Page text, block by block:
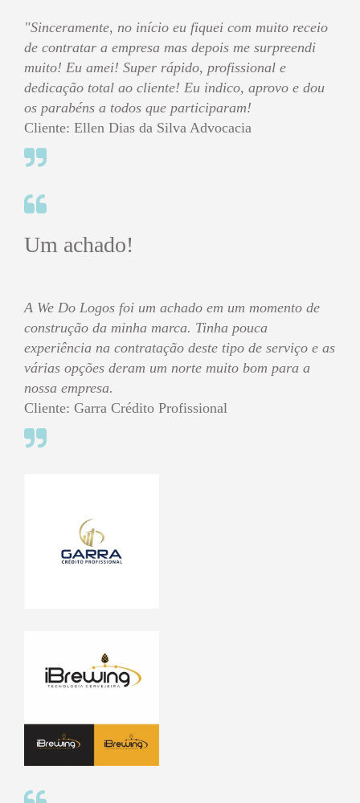
"Sinceramente, no início eu fiquei com muito receio
de contratar a empresa mas depois me surpreendi
muito! Eu amei! Super rápido, profissional e
dedicação total ao cliente! Eu indico, aprovo e dou
os parabéns a todos que participaram!
Cliente: Ellen Dias da Silva Advocacia
Um achado!
A We Do Logos foi um achado em um momento de
construção da minha marca. Tinha pouca
experiência na contratação deste tipo de serviço e as
várias opções deram um norte muito bom para a
nossa empresa.
Cliente: Garra Crédito Profissional